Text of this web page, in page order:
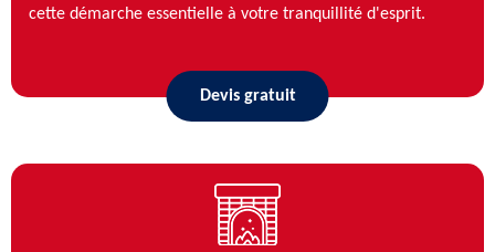
cette démarche essentielle à votre tranquillité d'esprit.
Devis gratuit